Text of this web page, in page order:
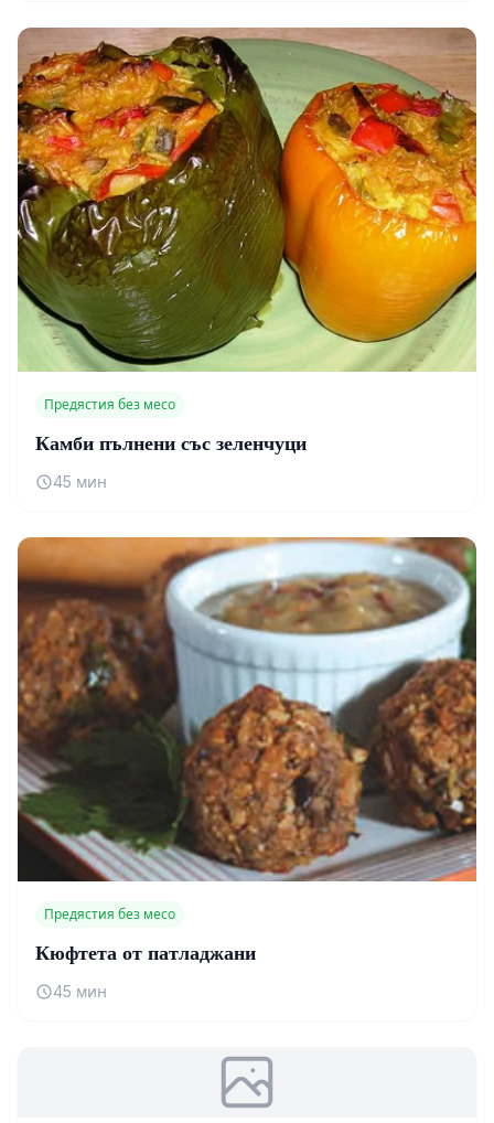
Предястия без месо
Камби пълнени със зеленчуци
45 мин
Предястия без месо
Кюфтета от патладжани
45 мин